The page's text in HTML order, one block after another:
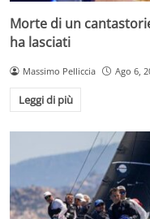
Morte di un
ha lasciati
Massimo Pelliccia Ago 6,
Leggi di più